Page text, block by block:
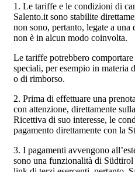
1. Le tariffe e le condizioni di
Salento.it sono stabilite
non sono, pertanto, legate a
non è in alcun modo coinvolta.
Le tariffe potrebbero
speciali, per esempio in materia
o di rimborso.
2. Prima di effettuare una
con attenzione, direttamente
Ricettiva di suo interesse, le
pagamento direttamente con la
3. I pagamenti avvengono
sono una funzionalità di